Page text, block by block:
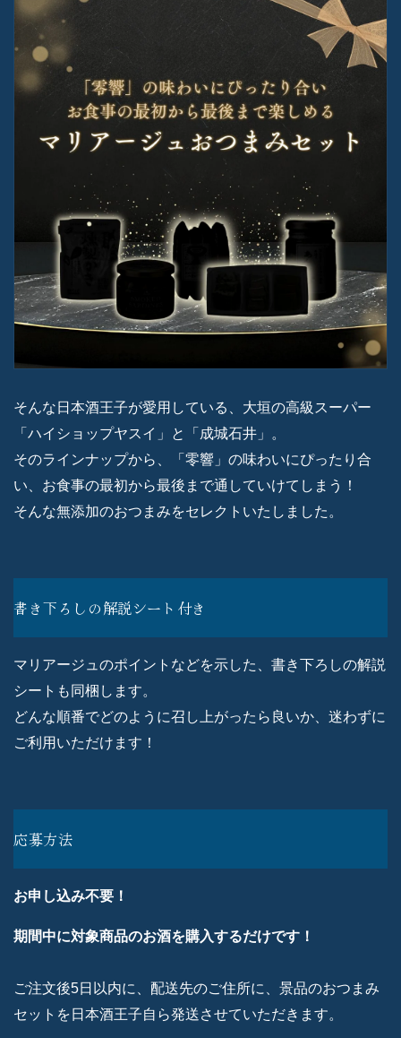
そんな日本酒王子が愛用している、大垣の高級スーパー
「ハイショップヤスイ」と「成城石井」。
そのラインナップから、「零響」の味わいにぴったり合
い、お食事の最初から最後まで通していけてしまう！
そんな無添加のおつまみをセレクトいたしました。
書き下ろしの解説シート付き
マリアージュのポイントなどを示した、書き下ろしの解説
シートも同梱します。
どんな順番でどのように召し上がったら良いか、迷わずに
ご利用いただけます！
応募方法
お申し込み不要！
期間中に対象商品のお酒を購入するだけです！
ご注文後5日以内に、配送先のご住所に、景品のおつまみ
セットを日本酒王子自ら発送させていただきます。